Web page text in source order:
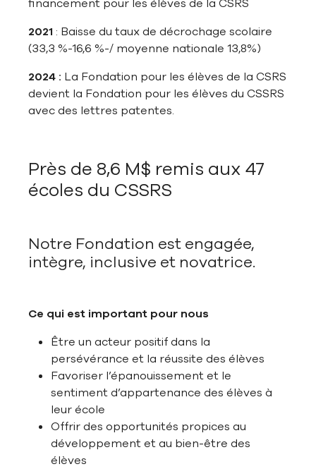
financement pour les élèves de la CSRS
2021 : Baisse du taux de décrochage scolaire
(33,3 %-16,6 %-/ moyenne nationale 13,8%)
2024 : La Fondation pour les élèves de la CSRS
devient la Fondation pour les élèves du CSSRS
avec des lettres patentes.
Près de 8,6 M$ remis aux 47
écoles du CSSRS
Notre Fondation est engagée,
intègre, inclusive et novatrice.
Ce qui est important pour nous
Être un acteur positif dans la
persévérance et la réussite des élèves
Favoriser l’épanouissement et le
sentiment d’appartenance des élèves à
leur école
Offrir des opportunités propices au
développement et au bien-être des
élèves